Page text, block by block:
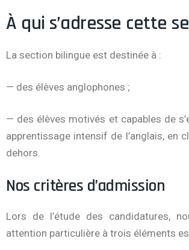
À qui s’adresse cette
La section bilingue est destinée à :
— des élèves anglophones ;
— des élèves motivés et capables de
apprentissage intensif de l’anglais, en
dehors.
Nos critères d’admission
Lors de l’étude des candidatures,
attention particulière à trois éléments